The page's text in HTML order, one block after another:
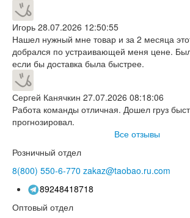
Игорь 28.07.2026 12:50:55
Нашел нужный мне товар и за 2 месяца
добрался по устраивающей меня цене.
если бы доставка была быстрее.
Сергей Канячкин 27.07.2026 08:18:06
Работа команды отличная. Дошел груз
прогнозировал.
Все отзывы
Розничный отдел
8(800) 550-6-770 zakaz@taobao.ru.com
89248418718
Оптовый отдел